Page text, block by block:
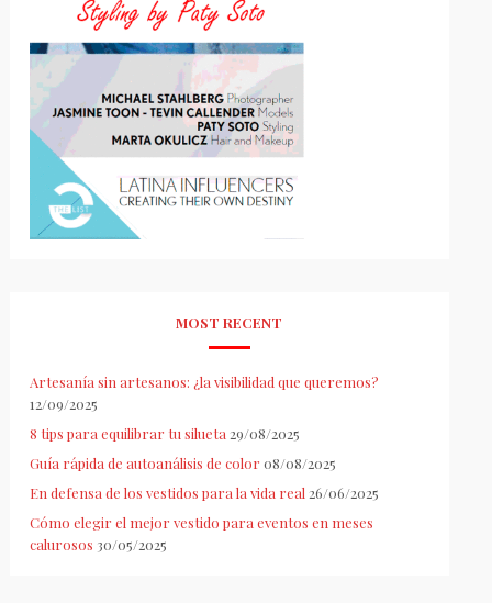
MOST RECENT
Artesanía sin artesanos: ¿la visibilidad que queremos?
12/09/2025
8 tips para equilibrar tu silueta 29/08/2025
Guía rápida de autoanálisis de color 08/08/2025
En defensa de los vestidos para la vida real 26/06/2025
Cómo elegir el mejor vestido para eventos en meses
calurosos 30/05/2025